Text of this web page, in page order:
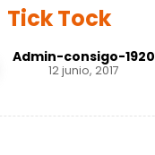
Tick Tock
Admin-consigo-1920
12 junio, 2017